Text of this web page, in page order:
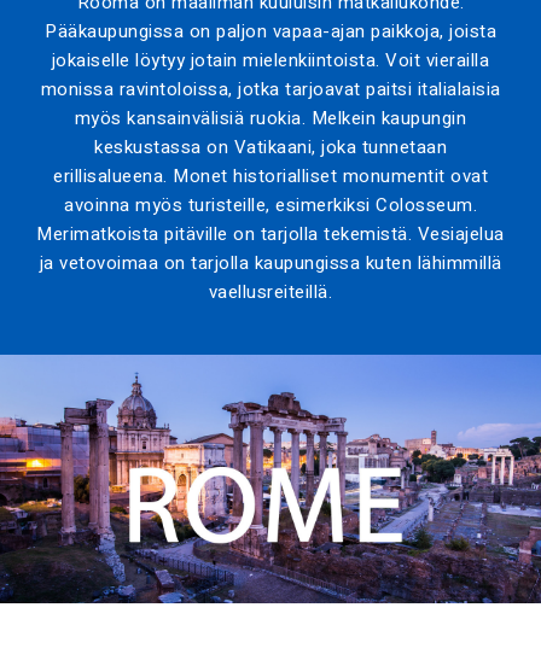
Pääkaupungissa on paljon vapaa-ajan paikkoja, joista
jokaiselle löytyy jotain mielenkiintoista. Voit vierailla
monissa ravintoloissa, jotka tarjoavat paitsi italialaisia
myös kansainvälisiä ruokia. Melkein kaupungin
keskustassa on Vatikaani, joka tunnetaan
erillisalueena. Monet historialliset monumentit ovat
avoinna myös turisteille, esimerkiksi Colosseum.
Merimatkoista pitäville on tarjolla tekemistä. Vesiajelua
ja vetovoimaa on tarjolla kaupungissa kuten lähimmillä
vaellusreiteillä.